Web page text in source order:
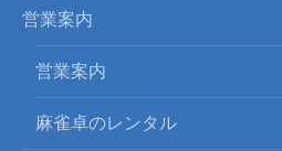
営業案内
営業案内
麻雀卓のレンタル